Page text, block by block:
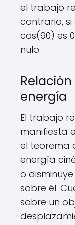
el trabajo
contrario, si
cos(90) es
nulo.
energía
El trabajo
manifiesta
el teorema
energía
o
sobre él.
sobre un